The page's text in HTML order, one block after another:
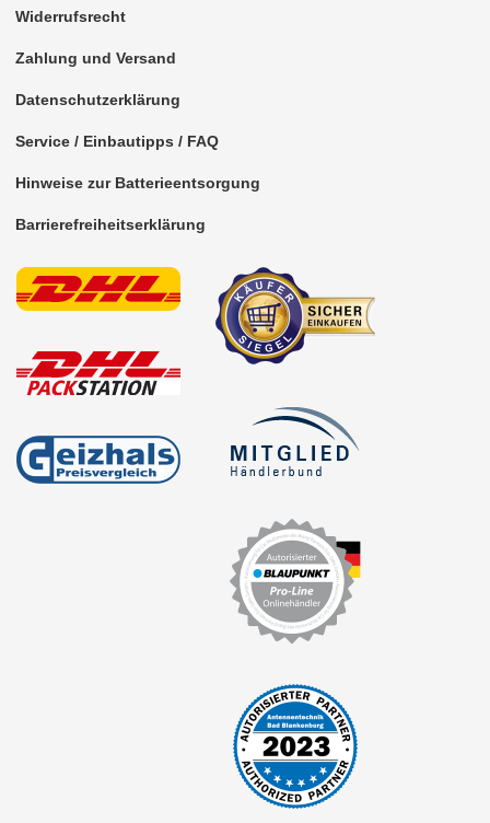
Radioeinbausets
SD-Adapter
Subwoofer-Zubehör
Widerrufsrecht
Zahlung und Versand
Datenschutzerklärung
Service / Einbautipps / FAQ
Hinweise zur Batterieentsorgung
Barrierefreiheitserklärung